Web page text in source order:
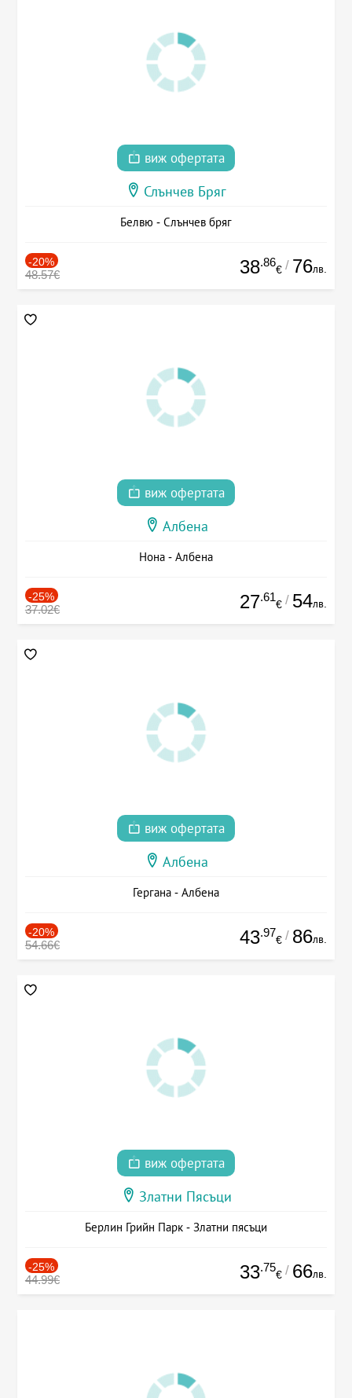
виж офертата
Слънчев Бряг
Белвю - Слънчев бряг
-20%
48.57€ 38.86
€ / 76лв.
виж офертата
Албена
Нона - Албена
-25%
37.02€ 27.61
€ / 54лв.
виж офертата
Албена
Гергана - Албена
-20%
54.66€ 43.97
€ / 86лв.
виж офертата
Златни Пясъци
Берлин Грийн Парк - Златни пясъци
-25%
44.99€ 33.75
€ / 66лв.